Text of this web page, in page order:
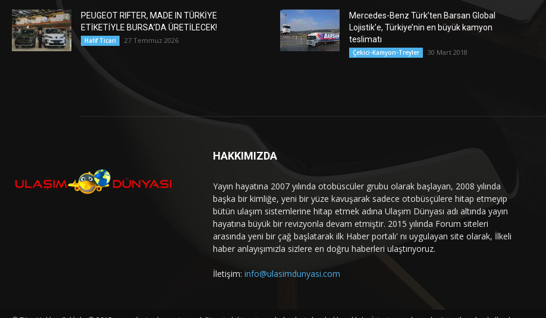
PEUGEOT RIFTER, MADE IN TÜRKİYE
ETİKETİYLE BURSA’DA ÜRETİLECEK!
Hafif Ticari 27 Temmuz 2026
Mercedes-Benz Türk’ten Barsan Global
Lojistik’e, Türkiye’nin en büyük kamyon
teslimatı
Çekici-Kamyon-Treyler 30 Mart 2018
HAKKIMIZDA
Yayın hayatına 2007 yılında otobüscüler grubu olarak başlayan, 2008 yılında
başka bir kimliğe, yeni bir yüze kavuşarak sadece otobüsçülere hitap etmeyip
bütün ulaşım sistemlerine hitap etmek adına Ulaşım Dünyası adı altında yayın
hayatına büyük bir revizyonla devam etmiştir. 2015 yılında Forum siteleri
arasında yeni bir çağ başlatarak ilk Haber portalı' nı uygulayan site olarak, İlkeli
haber anlayışımızla sizlere en doğru haberleri ulaştırıyoruz.
İletişim: info@ulasimdunyasi.com